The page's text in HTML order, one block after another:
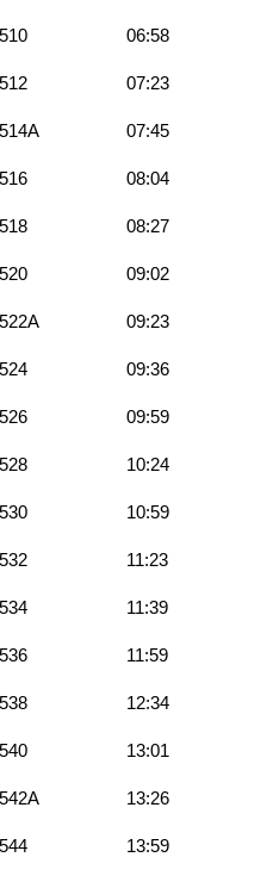
06:58
07:23
07:45
08:04
08:27
09:02
09:23
09:36
09:59
10:24
10:59
11:23
11:39
11:59
12:34
13:01
13:26
13:59